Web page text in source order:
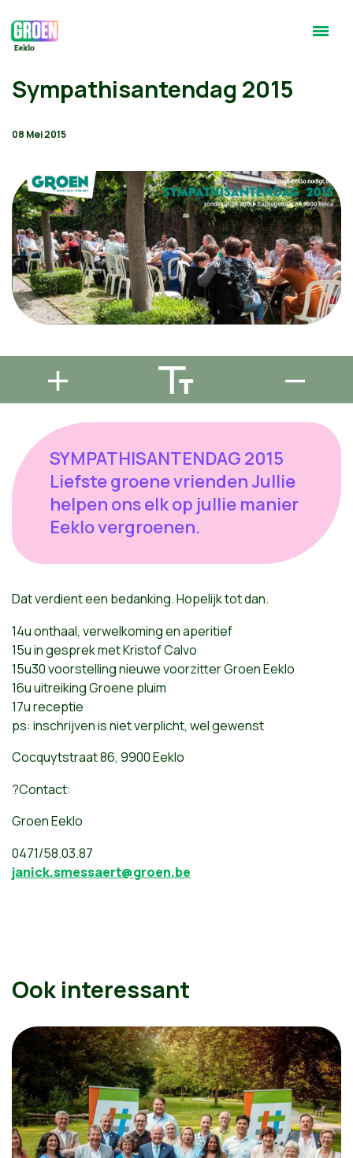
Sympathisantendag 2015
08 Mei 2015
SYMPATHISANTENDAG 2015
Liefste groene vrienden Jullie
helpen ons elk op jullie manier
Eeklo vergroenen.
Datverdienteen bedanking.Hopelijktotdan.
14u onthaal, verwelkoming en aperitief
15u in gesprek met Kristof Calvo
15u30 voorstelling nieuwe voorzitter Groen Eeklo
16u uitreiking Groene pluim
17u receptie
ps: inschrijven is niet verplicht, wel gewenst
Cocquytstraat86, 9900Eeklo
?Contact:
GroenEeklo
0471/58.03.87
janick.smessaert@groen.be
Ook interessant